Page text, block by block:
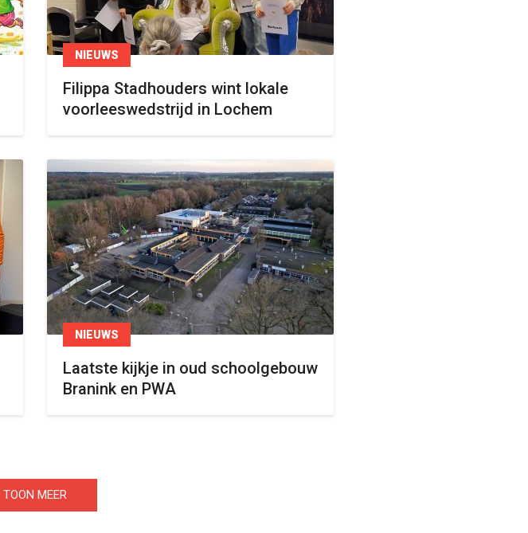
NIEUWS
Filippa Stadhouders wint lokale
voorleeswedstrijd in Lochem
NIEUWS
Laatste kijkje in oud schoolgebouw
Branink en PWA
TOON MEER